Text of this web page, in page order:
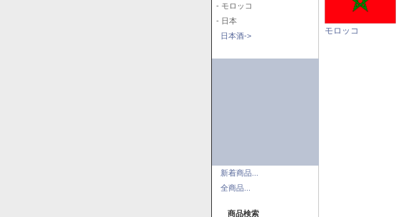
- モロッコ
- 日本
日本酒->
新着商品...
全商品...
商品検索
モロッコ